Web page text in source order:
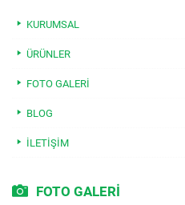
KURUMSAL
ÜRÜNLER
FOTO GALERI
BLOG
İLETIŞIM
FOTO GALERİ